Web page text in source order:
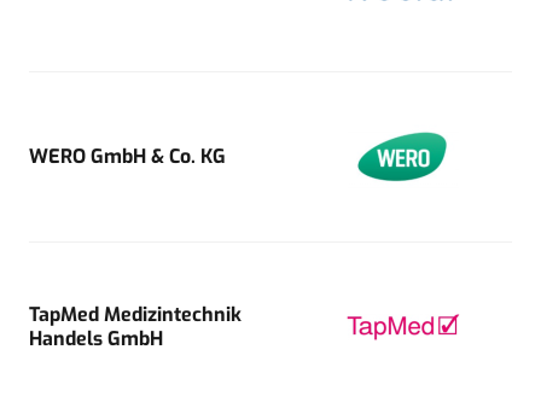
WERO GmbH & Co. KG
TapMed Medizintechnik
Handels GmbH